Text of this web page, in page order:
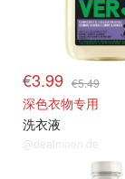
€3.99 €5.49
深色衣物专用
洗衣液
@dealmoon.de